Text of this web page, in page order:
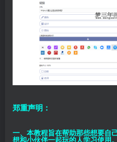
郑重声明：
一、本教程旨在帮助那些想要自
想和小伙伴一起玩的人学习使用。